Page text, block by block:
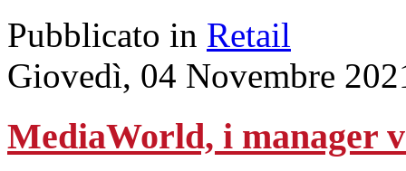
Pubblicato in Retail
Giovedì, 04 Novembre
MediaWorld, i manager